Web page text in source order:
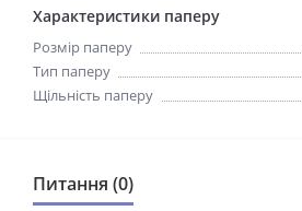
Характеристики паперу
Розмір паперу
Тип паперу
Щільність паперу
Питання (0)